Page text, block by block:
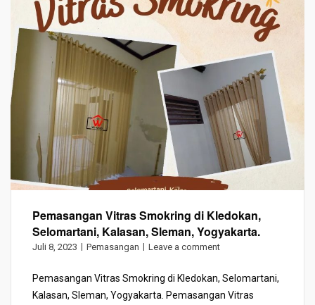
Pemasangan Vitras Smokring di Kledokan,
Selomartani, Kalasan, Sleman, Yogyakarta.
Juli 8, 2023 Pemasangan Leave a comment
Pemasangan Vitras Smokring di Kledokan, Selomartani,
Kalasan, Sleman, Yogyakarta. Pemasangan Vitras